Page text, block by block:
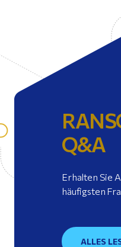
Q&A
Erhalten Sie
häufigsten
ALLES